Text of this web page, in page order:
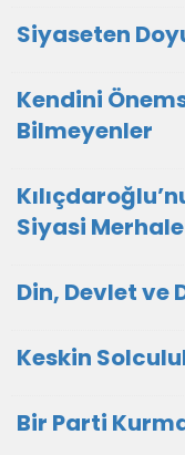
Siyaseten
Kendini
Bilmeyenler
Siyasi Merhale
Din, Devlet ve
Keskin
Bir Parti